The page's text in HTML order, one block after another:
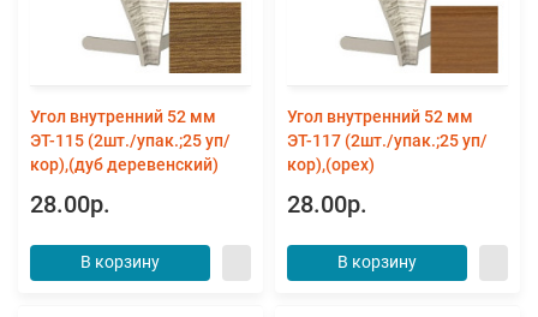
Угол внутренний 52 мм
ЭТ-115 (2шт./упак.;25 уп/
кор),(дуб деревенский)
28.00р.
В корзину
Угол внутренний 52 мм
ЭТ-117 (2шт./упак.;25 уп/
кор),(орех)
28.00р.
В корзину